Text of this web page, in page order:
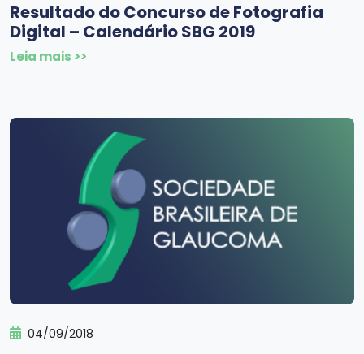
Resultado do Concurso de Fotografia
Digital – Calendário SBG 2019
Leia mais >>
04/09/2018